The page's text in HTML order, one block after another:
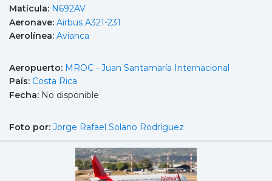
Matícula: N692AV
Aeronave: Airbus A321-231
Aerolínea: Avianca
Aeropuerto: MROC - Juan Santamaría Internacional
País: Costa Rica
Fecha: No disponible
Foto por: Jorge Rafael Solano Rodríguez